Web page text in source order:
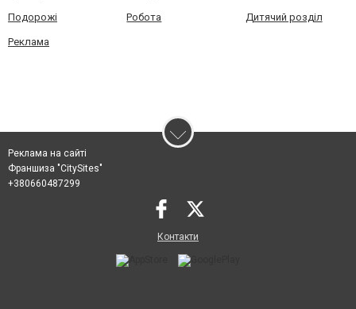
Подорожі Робота Дитячий розділ
Реклама
Реклама на сайті
Франшиза "CitySites"
+380660487299
Контакти